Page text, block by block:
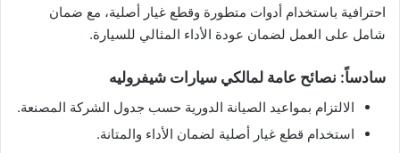
احترافية باستخدام أدوات متطورة وقطع غيار أصلية، مع ضمان
شامل على العمل لضمان عودة الأداء المثالي للسيارة.
سادساً: نصائح عامة لمالكي سيارات شيفروليه
الالتزام بمواعيد الصيانة الدورية حسب جدول الشركة المصنعة.
استخدام قطع غيار أصلية لضمان الأداء والمتانة.